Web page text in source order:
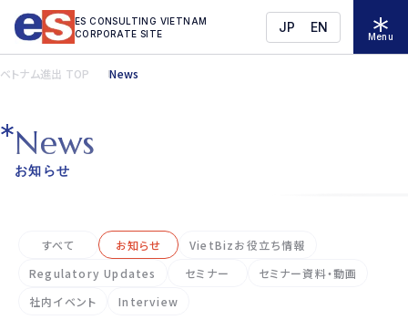
ES CONSULTING VIETNAM
CORPORATE SITE
JP EN
Menu
ベトナム進出 TOP News
News
お知らせ
すべて お知らせ
VietBizお役立ち情報
Regulatory Updates
セミナー
セミナー資料・動画
社内イベント
Interview